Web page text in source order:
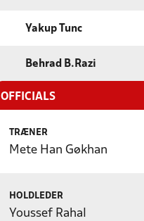
Yakup Tunc
Behrad B.Razi
OFFICIALS
TRÆNER
Mete Han Gøkhan
HOLDLEDER
Youssef Rahal